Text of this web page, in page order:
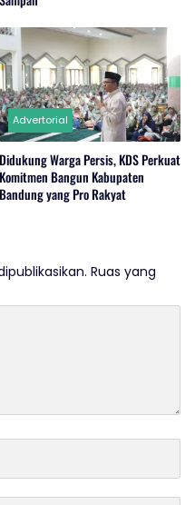
Advertorial
Didukung Warga Persis, KDS Perkuat
Komitmen Bangun Kabupaten
Bandung yang Pro Rakyat
Ruas yang